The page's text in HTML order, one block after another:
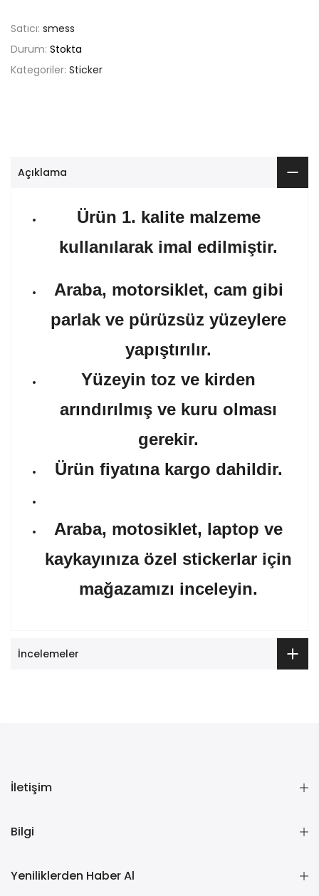
Satıcı: smess
Durum: Stokta
Kategoriler: Sticker
Açıklama
Ürün 1. kalite malzeme
kullanılarak imal edilmiştir.
Araba, motorsiklet, cam gibi
parlak ve pürüzsüz yüzeylere
yapıştırılır.
Yüzeyin toz ve kirden
arındırılmış ve kuru olması
gerekir.
Ürün fiyatına kargo dahildir.
Araba, motosiklet, laptop ve
kaykayınıza özel stickerlar için
mağazamızı inceleyin.
İncelemeler
İletişim
Bilgi
Yeniliklerden Haber Al